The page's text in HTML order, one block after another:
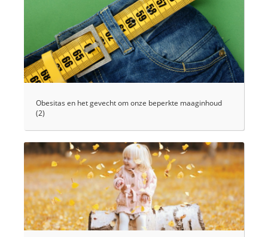
Obesitas en het gevecht om onze beperkte maaginhoud
(2)